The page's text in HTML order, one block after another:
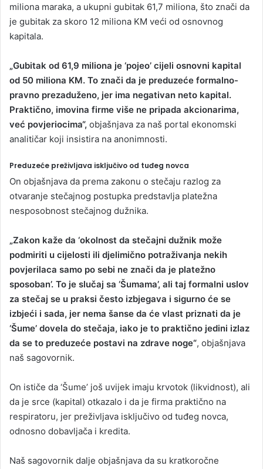
miliona maraka, a ukupni gubitak 61,7 miliona, što znači da
je gubitak za skoro 12 miliona KM veći od osnovnog
kapitala.
„Gubitak od 61,9 miliona je ‘pojeo’ cijeli osnovni kapital
od 50 miliona KM. To znači da je preduzeće formalno-
pravno prezaduženo, jer ima negativan neto kapital.
Praktično, imovina firme više ne pripada akcionarima,
već povjeriocima“, objašnjava za naš portal ekonomski
analitičar koji insistira na anonimnosti.
Preduzeće preživljava isključivo od tuđeg novca
On objašnjava da prema zakonu o stečaju razlog za
otvaranje stečajnog postupka predstavlja platežna
nesposobnost stečajnog dužnika.
„Zakon kaže da ‘okolnost da stečajni dužnik može
podmiriti u cijelosti ili djelimično potraživanja nekih
povjerilaca samo po sebi ne znači da je platežno
sposoban’. To je slučaj sa ‘Šumama’, ali taj formalni uslov
za stečaj se u praksi često izbjegava i sigurno će se
izbjeći i sada, jer nema šanse da će vlast priznati da je
‘Šume’ dovela do stečaja, iako je to praktično jedini izlaz
da se to preduzeće postavi na zdrave noge“, objašnjava
naš sagovornik.
On ističe da ‘Šume’ još uvijek imaju krvotok (likvidnost), ali
da je srce (kapital) otkazalo i da je firma praktično na
respiratoru, jer preživljava isključivo od tuđeg novca,
odnosno dobavljača i kredita.
Naš sagovornik dalje objašnjava da su kratkoročne